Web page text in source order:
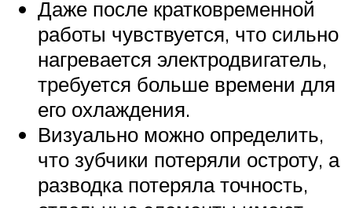
Даже после кратковременной
работы чувствуется, что сильно
нагревается электродвигатель,
требуется больше времени для
его охлаждения.
Визуально можно определить,
что зубчики потеряли остроту, а
разводка потеряла точность,